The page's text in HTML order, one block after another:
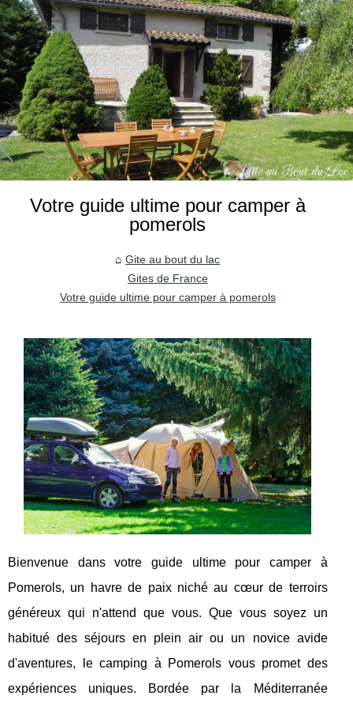
Votre guide ultime pour camper à
pomerols
Gite au bout du lac
Gites de France
Votre guide ultime pour camper à pomerols
Bienvenue dans votre guide ultime pour camper à
Pomerols, un havre de paix niché au cœur de terroirs
généreux qui n'attend que vous. Que vous soyez un
habitué des séjours en plein air ou un novice avide
d'aventures, le camping à Pomerols vous promet des
expériences uniques. Bordée par la Méditerranée